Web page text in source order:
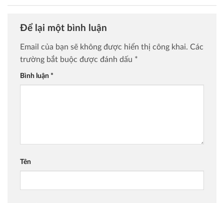
Để lại một bình luận
Email của bạn sẽ không được hiển thị công khai. Các
trường bắt buộc được đánh dấu *
Bình luận *
Tên